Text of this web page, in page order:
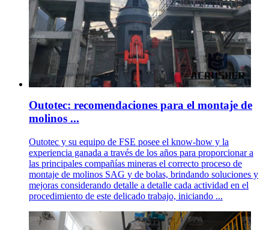
Outotec: recomendaciones para el montaje de
molinos ...
Outotec y su equipo de FSE posee el know-how y la
experiencia ganada a través de los años para proporcionar a
las principales compañías mineras el correcto proceso de
montaje de molinos SAG y de bolas, brindando soluciones y
mejoras considerando detalle a detalle cada actividad en el
procedimiento de este delicado trabajo, iniciando ...